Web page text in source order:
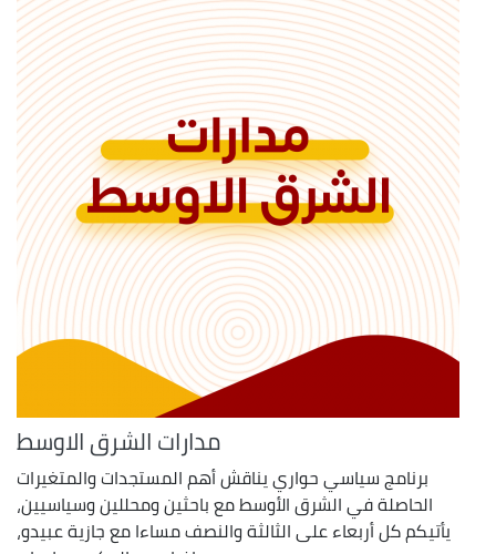
مدارات الشرق الاوسط
برنامج سياسي حواري يناقش أهم المستجدات والمتغيرات
الحاصلة في الشرق الأوسط مع باحثين ومحللين وسياسيين،
يأتيكم كل أربعاء على الثالثة والنصف مساءا مع جازية عبيدو،